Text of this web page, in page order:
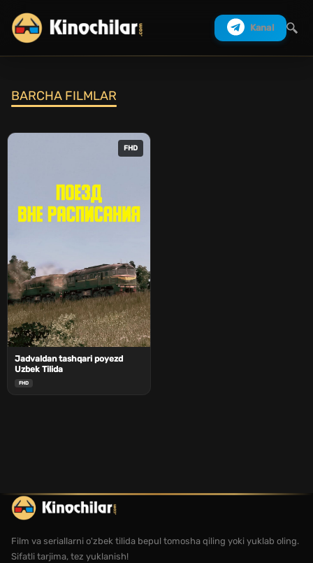
Kanal
BARCHA FILMLAR
FHD
Jadvaldan tashqari poyezd
Uzbek Tilida
FHD
Film va seriallarni o'zbek tilida bepul tomosha qiling yoki yuklab oling.
Sifatli tarjima, tez yuklanish!